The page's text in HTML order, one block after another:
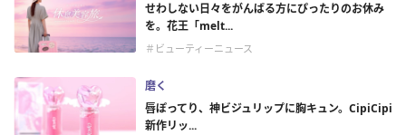
せわしない日々をがんばる方にぴったりのお休み
を。花王「melt...
＃ビューティーニュース
磨く
唇ぽってり、神ビジュリップに胸キュン。CipiCipi
新作リッ...